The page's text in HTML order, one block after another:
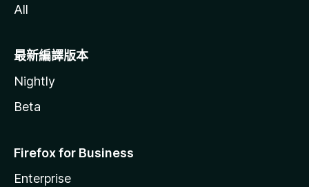
All
最新編譯版本
Nightly
Beta
Firefox for Business
Enterprise